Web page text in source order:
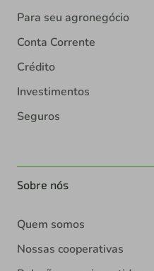
Para seu agronegócio
Conta Corrente
Crédito
Investimentos
Seguros
Sobre nós
Quem somos
Nossas cooperativas